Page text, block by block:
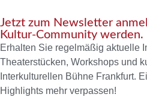
Jetzt zum Newsletter
Kultur-Community werden.
Erhalten Sie regelmäßig aktuelle
Theaterstücken, Workshops und
Interkulturellen Bühne Frankfurt.
Highlights mehr verpassen!